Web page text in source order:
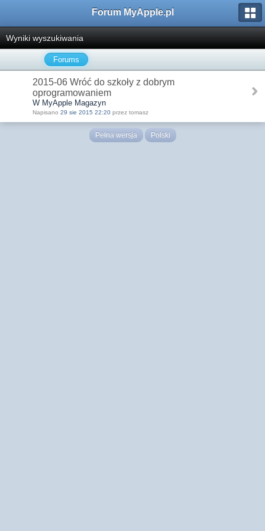
Forum MyApple.pl
Wyniki wyszukiwania
Forums
2015-06 Wróć do szkoły z dobrym
oprogramowaniem
W MyApple Magazyn
Napisano 29 sie 2015 22:20 przez tomasz
Pełna wersja Polski